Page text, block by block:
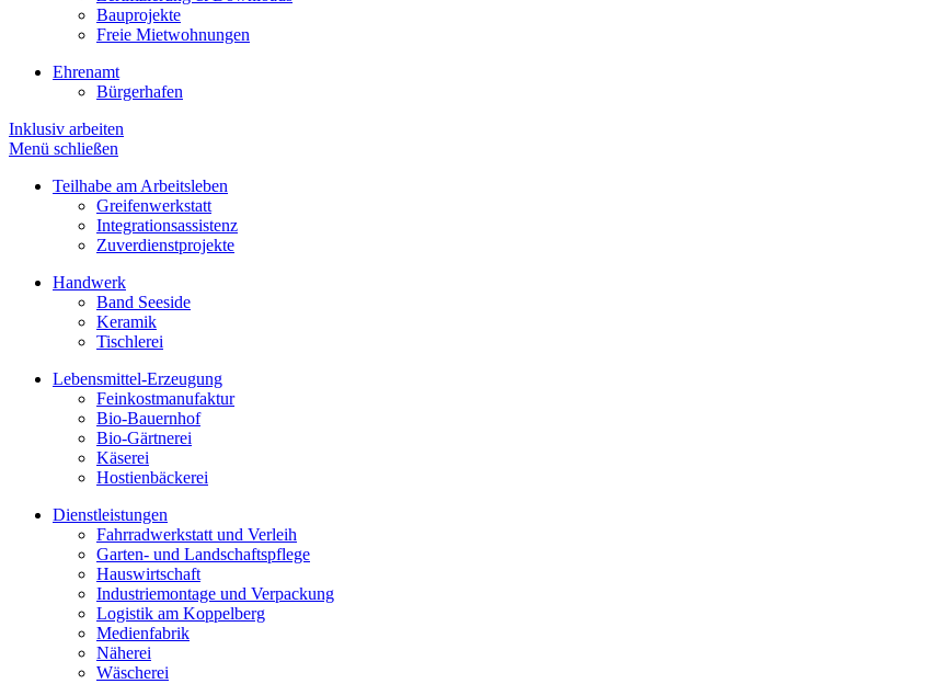
Bauprojekte
Freie Mietwohnungen
Ehrenamt
Bürgerhafen
Inklusiv arbeiten
Menü schließen
Teilhabe am Arbeitsleben
Greifenwerkstatt
Integrationsassistenz
Zuverdienstprojekte
Handwerk
Band Seeside
Keramik
Tischlerei
Lebensmittel-Erzeugung
Feinkostmanufaktur
Bio-Bauernhof
Bio-Gärtnerei
Käserei
Hostienbäckerei
Dienstleistungen
Fahrradwerkstatt und Verleih
Garten- und Landschaftspflege
Hauswirtschaft
Industriemontage und Verpackung
Logistik am Koppelberg
Medienfabrik
Näherei
Wäscherei